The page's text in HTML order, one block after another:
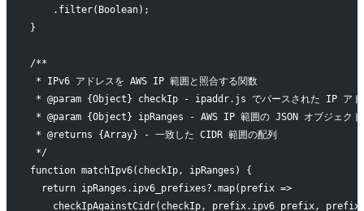
    .filter(Boolean);
}
/**
* IPv6 アドレスを AWS IP 範囲と照合する関数
* @param {Object} checkIp - ipaddr.js でパースされた IP アド
* @param {Object} ipRanges - AWS IP 範囲の JSON オブジェクト
* @returns {Array} - 一致した CIDR 範囲の配列
*/
function matchIpv6(checkIp, ipRanges) {
  return ipRanges.ipv6_prefixes?.map(prefix =>
checkIpAgainstCidr(checkIp, prefix.ipv6_prefix,